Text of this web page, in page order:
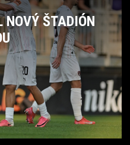
NOVÝ ŠTADIÓN